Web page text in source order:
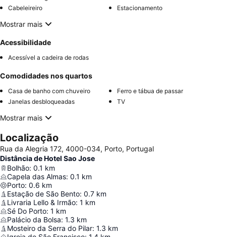
Cabeleireiro
Estacionamento
Mostrar mais
Acessibilidade
Acessível a cadeira de rodas
Comodidades nos quartos
Casa de banho com chuveiro
Ferro e tábua de passar
Janelas desbloqueadas
TV
Mostrar mais
Localização
Rua da Alegria 172, 4000-034, Porto, Portugal
Distância de Hotel Sao Jose
Bolhão: 0.1 km
Capela das Almas: 0.1 km
Porto: 0.6 km
Estação de São Bento: 0.7 km
Livraria Lello & Irmão: 1 km
Sé Do Porto: 1 km
Palácio da Bolsa: 1.3 km
Mosteiro da Serra do Pilar: 1.3 km